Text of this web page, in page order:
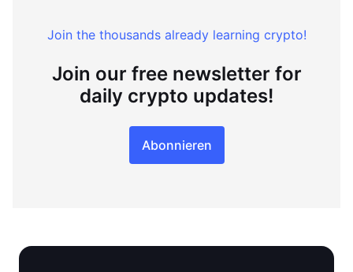
Join the thousands already learning crypto!
Join our free newsletter for
daily crypto updates!
Abonnieren